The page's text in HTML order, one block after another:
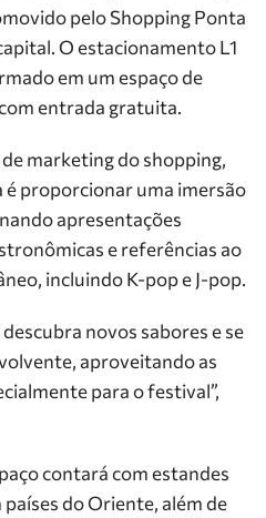
pelo Shopping Ponta
O estacionamento L1
em um espaço de
entrada gratuita.
marketing do shopping,
é proporcionar uma imersão
apresentações
e referências ao
incluindo K-pop e J-pop.
novos sabores e se
aproveitando as
para o festival”,
contará com estandes
do Oriente, além de